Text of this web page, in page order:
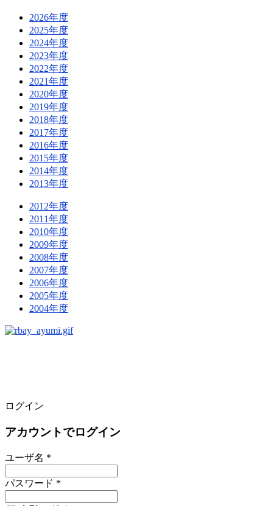
2026年度
2025年度
2024年度
2023年度
2022年度
2021年度
2020年度
2019年度
2018年度
2017年度
2016年度
2015年度
2014年度
2013年度
2012年度
2011年度
2010年度
2009年度
2008年度
2007年度
2006年度
2005年度
2004年度
ログイン
アカウントでログイン
ユーザ名 *
パスワード *